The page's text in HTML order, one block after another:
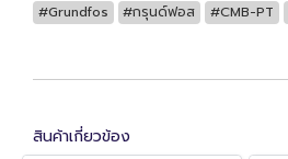
#Grundfos #กรุนด์ฟอส #CMB-PT
สินค้าเกี่ยวข้อง